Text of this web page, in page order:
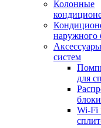
Колонные
наружного
систем
для
блоки
Wi-Fi